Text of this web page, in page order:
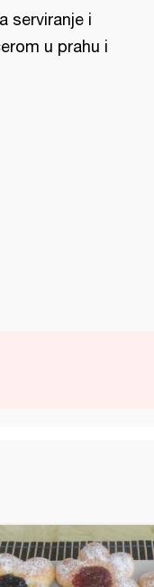
serviranje i
u prahu i